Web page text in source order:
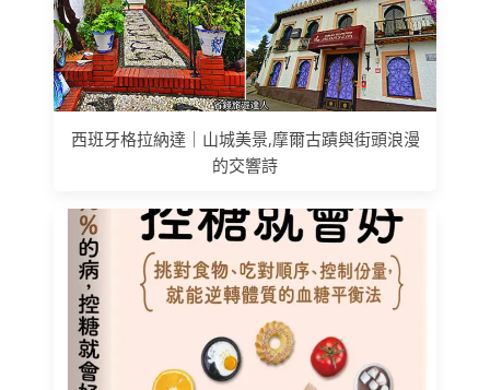
西班牙格拉納達｜山城美景,摩爾古蹟與街頭浪漫
的交響詩